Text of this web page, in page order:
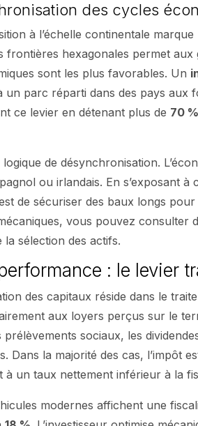
des cycles
à l’échelle continentale
frontières hexagonales permet
sont les plus favorables. Un
parc réparti dans des pays aux
ce levier en détenant plus de 70 %
de désynchronisation.
ou irlandais. En s’exposant à
de sécuriser des baux longs
vous pouvez consulter
sélection des actifs.
: le levier
des capitaux réside dans le
aux loyers perçus sur le
sociaux, les
Dans la majorité des cas, l’impôt
à un taux nettement inférieur à la
modernes affichent une